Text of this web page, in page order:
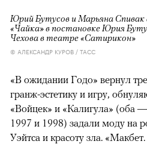
Юрий Бутусов и Марьяна Спивак
«Чайка» в постановке Юрия
Чехова в театре «Сатирикон»
© АЛЕКСАНДР КУРОВ / ТАСС
«В ожидании Годо» вернул
гранж-эстетику и игру,
«Войцек» и «Калигула» (оба
1997 и 1998) задали моду на
Уэйтса и красоту зла.